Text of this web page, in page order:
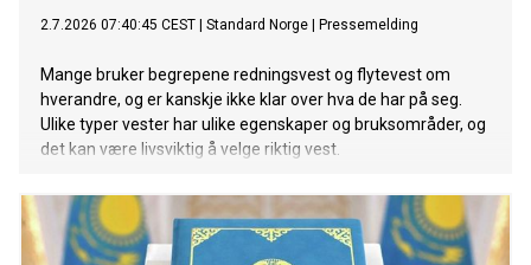
2.7.2026 07:40:45 CEST Standard Norge Pressemelding
Mange bruker begrepene redningsvest og flytevest om
hverandre, og er kanskje ikke klar over hva de har på seg.
Ulike typer vester har ulike egenskaper og bruksområder, og
det kan være livsviktig å velge riktig vest.